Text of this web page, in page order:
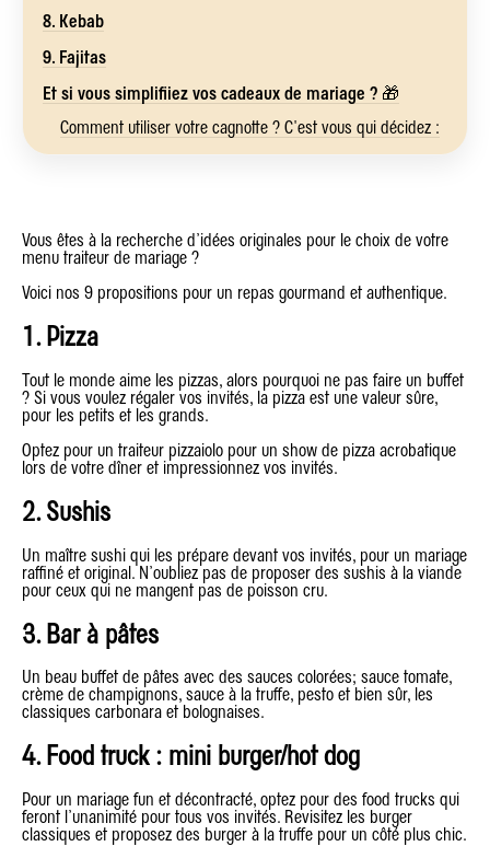
8. Kebab
9. Fajitas
Et si vous simplifiiez vos cadeaux de mariage ? 🎁
Comment utiliser votre cagnotte ? C'est vous qui décidez :
Vous êtes à la recherche d’idées originales pour le choix de votre
menu traiteur de mariage ?
Voici nos 9 propositions pour un repas gourmand et authentique.
1. Pizza
Tout le monde aime les pizzas, alors pourquoi ne pas faire un buffet
? Si vous voulez régaler vos invités, la pizza est une valeur sûre,
pour les petits et les grands.
Optez pour un traiteur pizzaiolo pour un show de pizza acrobatique
lors de votre dîner et impressionnez vos invités.
2. Sushis
Un maître sushi qui les prépare devant vos invités, pour un mariage
raffiné et original. N’oubliez pas de proposer des sushis à la viande
pour ceux qui ne mangent pas de poisson cru.
3. Bar à pâtes
Un beau buffet de pâtes avec des sauces colorées; sauce tomate,
crème de champignons, sauce à la truffe, pesto et bien sûr, les
classiques carbonara et bolognaises.
4. Food truck : mini burger/hot dog
Pour un mariage fun et décontracté, optez pour des food trucks qui
feront l’unanimité pour tous vos invités. Revisitez les burger
classiques et proposez des burger à la truffe pour un côté plus chic.